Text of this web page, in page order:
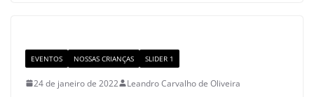
EVENTOS NOSSAS CRIANÇAS SLIDER 1
24 de janeiro de 2022 Leandro Carvalho de Oliveira